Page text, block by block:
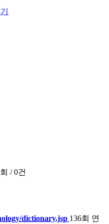
/ 0건
dictionary.jsp 136회 연